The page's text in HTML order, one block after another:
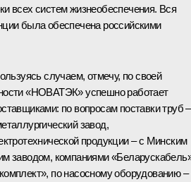
всех систем жизнеобеспечения. Вся
была обеспечена российскими
случаем, отмечу, по своей
«НОВАТЭК» успешно работает
по вопросам поставки труб –
завод,
продукции – с Минским
заводом, компаниями
по насосному оборудованию –